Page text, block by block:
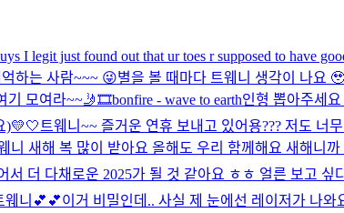
I legit just found out that ur toes r supposed to have
하는 사람~~~ 😜별을 볼 때마다 트웨니 생각이 나요
기 모여라~~🤳🎞️bonfire - wave to earth인형 뽑아주세요
)💛🤍 트웨니~~ 즐거운 연휴 보내고 있어용??? 저도 너
니 새해 복 많이 받아요 올해도 우리 함께해요 새해니
더 다채로운 2025가 될 것 같아요 ㅎㅎ 얼른 보고
웨니💕💕이거 비밀인데.. 사실 제 눈에선 레이저가 나와